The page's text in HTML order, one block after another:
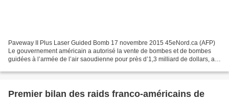
Paveway II Plus Laser Guided Bomb 17 novembre 2015 45eNord.ca (AFP)
Le gouvernement américain a autorisé la vente de bombes et de bombes
guidées à l’armée de l’air saoudienne pour près d’1,3 milliard de dollars, a
Premier bilan des raids franco-américains de